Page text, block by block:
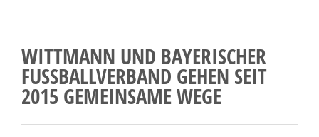
WITTMANN UND BAYERISCHER
FUSSBALLVERBAND GEHEN SEIT 2
015 GEMEINSAME WEGE